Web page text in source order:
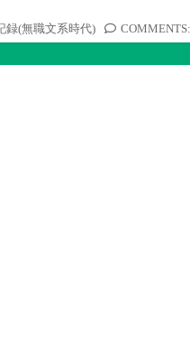
録(無職文系時代)